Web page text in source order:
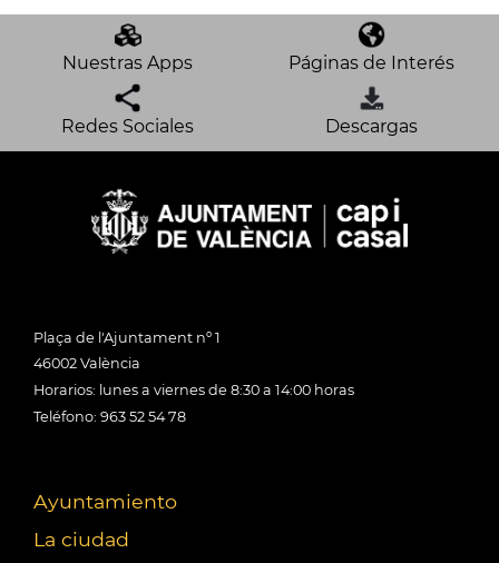
Nuestras Apps Páginas de Interés
Redes Sociales Descargas
Plaça de l'Ajuntament nº 1
46002 València
Horarios: lunes a viernes de 8:30 a 14:00 horas
Teléfono: 963 52 54 78
Ayuntamiento
La ciudad